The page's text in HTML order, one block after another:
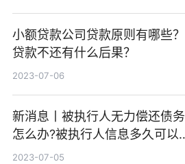
小额贷款公司贷款原则有哪些？
贷款不还有什么后果？
2023-07-06
新消息丨被执行人无力偿还债务
怎么办?被执行人信息多久可以
消除?
2023-07-05